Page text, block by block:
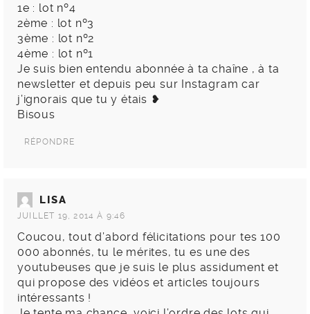
1e : lot nº4
2ème : lot nº3
3ème : lot nº2
4ème : lot nº1
Je suis bien entendu abonnée à ta chaîne , à ta
newsletter et depuis peu sur Instagram car
j’ignorais que tu y étais ❥
Bisous
RÉPONDRE
LISA
JUILLET 19, 2014 À 9:46
Coucou, tout d’abord félicitations pour tes 100
000 abonnés, tu le mérites, tu es une des
youtubeuses que je suis le plus assidument et
qui propose des vidéos et articles toujours
intéressants !